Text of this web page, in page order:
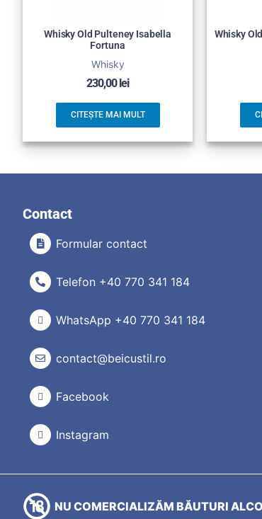
Whisky Old Pulteney Isabella
Fortuna
Whisky
230,00 lei
CITEȘTE MAI MULT
Whisky
Contact
Formular contact
Telefon +40 770 341 184
WhatsApp +40 770 341 184
contact@beicustil.ro
Facebook
Instagram
NU COMERCIALIZĂM BĂUTURI